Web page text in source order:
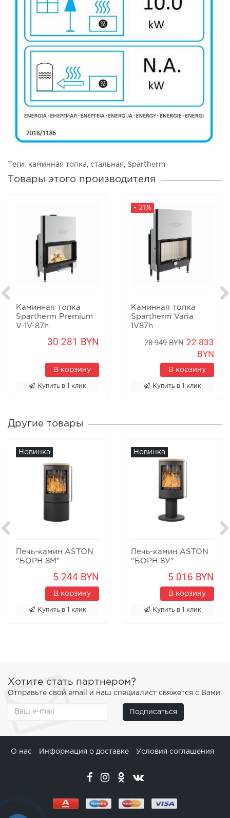
Теги: каминная топка стальная Spartherm
Товары этого производителя
Каминная топка
Spartherm Premium
V-1V-87h
30 281 BYN
В корзину
Купить в 1 клик
- 21%
Каминная топка
Spartherm Varia
1V87h
28 949 BYN 22 833
BYN
В корзину
Купить в 1 клик
Другие товары
Новинка
Печь-камин ASTON
"БОРН 8М"
5 244 BYN
В корзину
Купить в 1 клик
Новинка
Печь-камин ASTON
"БОРН 8У"
5 016 BYN
В корзину
Купить в 1 клик
Хотите стать партнером?
Отправьте свой email и наш специалист свяжется с Вами
Подписаться
О нас Информация о доставке Условия соглашения